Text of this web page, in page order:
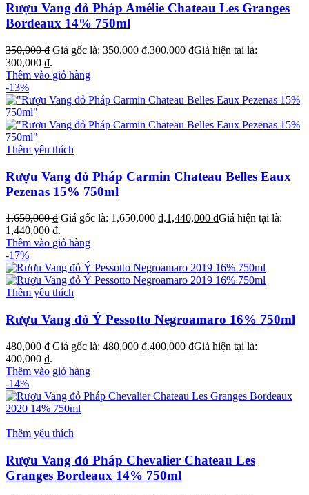
Rượu Vang đỏ Pháp Amélie Chateau Les Granges
Bordeaux 14% 750ml
350,000₫ Giá gốc là: 350,000 ₫.300,000 ₫Giá hiện tại là:
300,000 ₫.
Thêm vào giỏ hàng
-13%
Thêm yêu thích
Rượu Vang đỏ Pháp Carmin Chateau Belles Eaux
Pezenas 15% 750ml
1,650,000₫ Giá gốc là: 1,650,000 ₫.1,440,000 ₫Giá hiện tại là:
1,440,000 ₫.
Thêm vào giỏ hàng
-17%
Thêm yêu thích
Rượu Vang đỏ Ý Pessotto Negroamaro 16% 750ml
480,000₫ Giá gốc là: 480,000 ₫.400,000 ₫Giá hiện tại là:
400,000 ₫.
Thêm vào giỏ hàng
-14%
Thêm yêu thích
Rượu Vang đỏ Pháp Chevalier Chateau Les
Granges Bordeaux 14% 750ml